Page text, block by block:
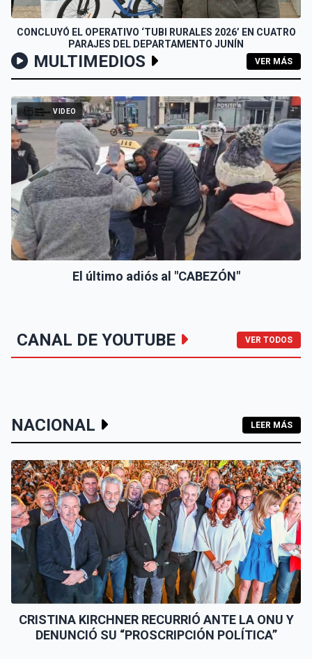
CONCLUYÓ EL OPERATIVO ‘TUBI RURALES 2026’ EN CUATRO
PARAJES DEL DEPARTAMENTO JUNÍN
MULTIMEDIOS VER MÁS
VIDEO
El último adiós al "CABEZÓN"
CANAL DE YOUTUBE VER TODOS
NACIONAL LEER MÁS
CRISTINA KIRCHNER RECURRIÓ ANTE LA ONU Y
DENUNCIÓ SU “PROSCRIPCIÓN POLÍTICA”